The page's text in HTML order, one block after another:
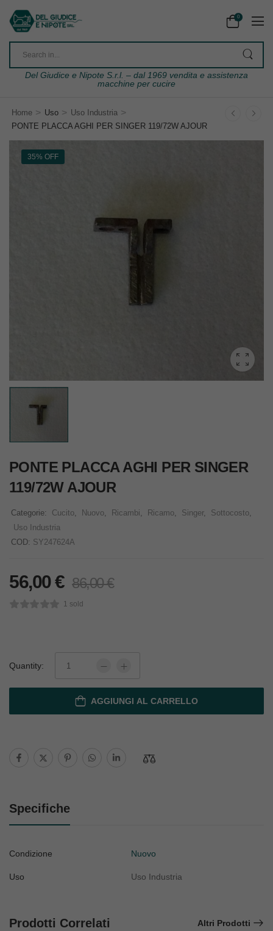
0
Del Giudice e Nipote S.r.l. – dal 1969 vendita e assistenza
macchine per cucire
Home > Uso > Uso Industria >
PONTE PLACCA AGHI PER SINGER 119/72W AJOUR
35% OFF
PONTE PLACCA AGHI PER SINGER
119/72W AJOUR
Categorie: Cucito, Nuovo, Ricambi, Ricamo, Singer, Sottocosto,
Uso Industria
COD: SY247624A
56,00€ 86,00€
1 sold
Quantity:
AGGIUNGI AL CARRELLO
Specifiche
Condizione Nuovo
Uso Uso Industria
Prodotti Correlati Altri Prodotti